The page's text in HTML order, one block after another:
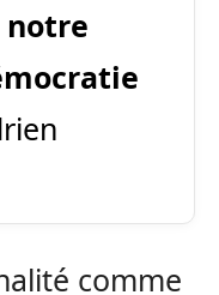
notre
comme